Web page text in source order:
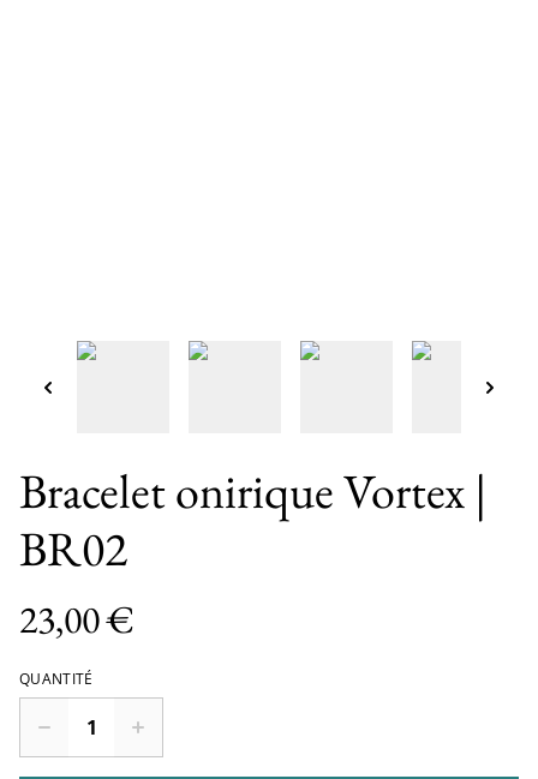
Bracelet onirique Vortex |
BR02
23,00 €
QUANTITÉ